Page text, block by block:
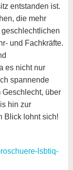
entstanden ist.
die mehr
und Fachkräfte.
es nicht nur
spannende
Geschlecht, über
hin zur
Blick lohnt sich!
lsbtiq-